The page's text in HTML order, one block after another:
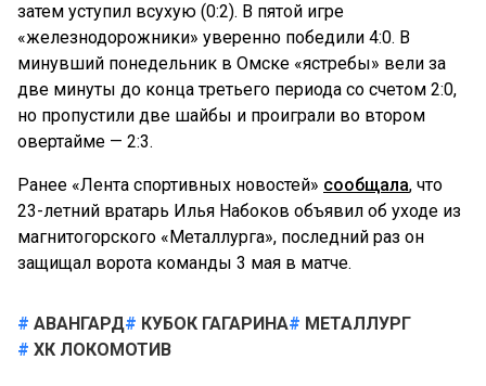
затем уступил всухую (0:2). В пятой игре
«железнодорожники» уверенно победили 4:0. В
минувший понедельник в Омске «ястребы» вели за
две минуты до конца третьего периода со счетом 2:0,
но пропустили две шайбы и проиграли во втором
овертайме — 2:3.
Ранее «Лента спортивных новостей» сообщала, что
23-летний вратарь Илья Набоков объявил об уходе из
магнитогорского «Металлурга», последний раз он
защищал ворота команды 3 мая в матче.
АВАНГАРД КУБОК ГАГАРИНА
МЕТАЛЛУРГ
ХК ЛОКОМОТИВ